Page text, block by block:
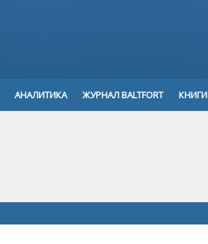
АНАЛИТИКА ЖУРНАЛ BALTFORT КНИГИ